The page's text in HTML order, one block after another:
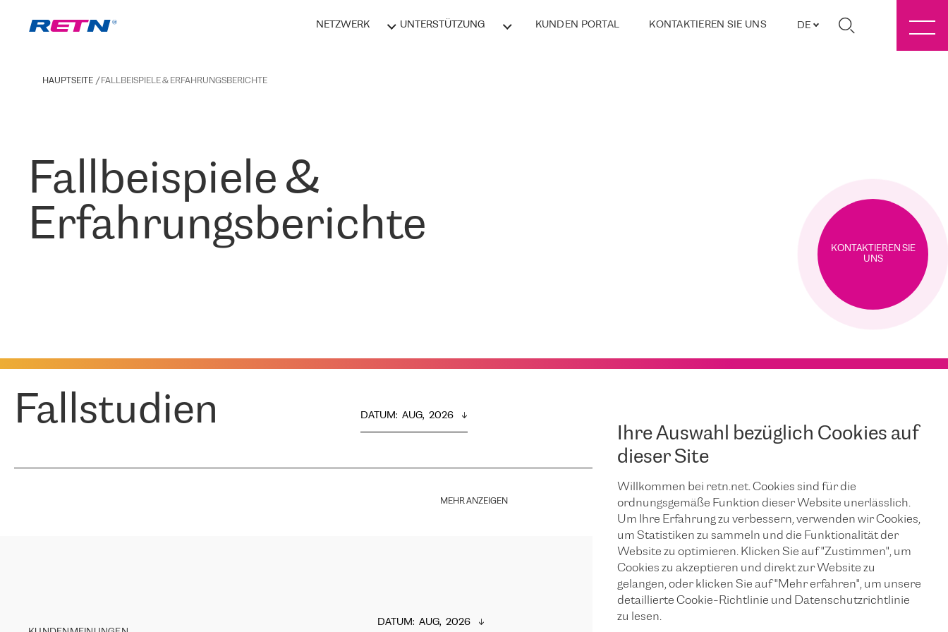
NETZWERK UNTERSTÜTZUNG KUNDEN PORTAL KONTAKTIEREN SIE UNS DE
Ihre Auswahl bezüglich Cookies auf
dieser Site
Willkommen bei retn.net. Cookies sind für die
ordnungsgemäße Funktion dieser Website unerlässlich.
Um Ihre Erfahrung zu verbessern, verwenden wir Cookies,
um Statistiken zu sammeln und die Funktionalität der
Website zu optimieren. Klicken Sie auf "Zustimmen", um
Cookies zu akzeptieren und direkt zur Website zu
gelangen, oder klicken Sie auf "Mehr erfahren", um unsere
detaillierte Cookie-Richtlinie und Datenschutzrichtlinie
zu lesen.
HAUPTSEITE FALLBEISPIELE & ERFAHRUNGSBERICHTE
Fallbeispiele &
Erfahrungsberichte
KONTAKTIEREN SIE
UNS
Fallstudien DATUM: AUG,  2026
MEHR ANZEIGEN
DATUM: AUG,  2026